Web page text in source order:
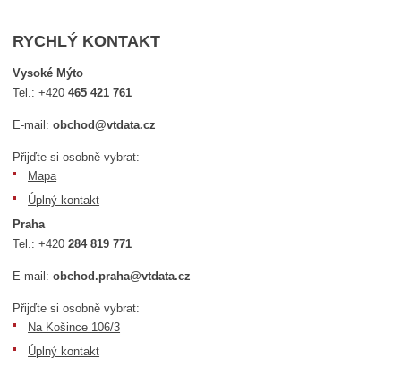
RYCHLÝ KONTAKT
Vysoké Mýto
Tel.:+420465 421 761
E-mail:obchod@vtdata.cz
Přijďte si osobně vybrat:
Mapa
Úplný kontakt
Praha
Tel.:+420284 819 771
E-mail:obchod.praha@vtdata.cz
Přijďte si osobně vybrat:
Na Košince 106/3
Úplný kontakt